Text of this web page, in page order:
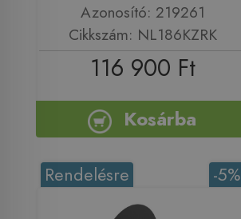
Azonosító: 219261
Cikkszám: NL186KZRK
116 900 Ft
Kosárba
-5%
Rendelésre